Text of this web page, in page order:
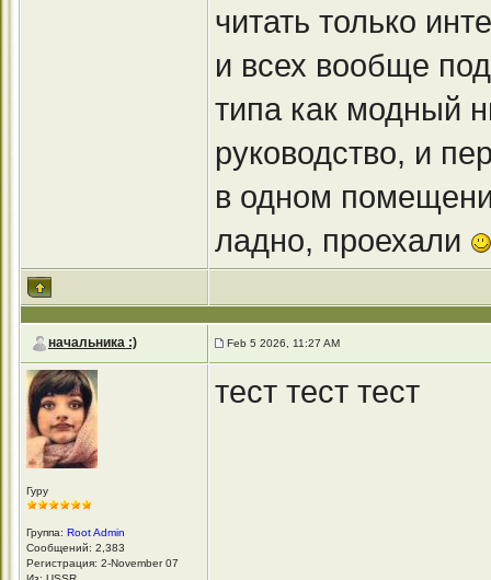
читать только
и всех вообще
типа как модный
руководство, и
в одном
ладно, проехали
начальника :) Feb 5 2026, 11:27 AM
Гуру
Группа: Root Admin
Сообщений: 2,383
Регистрация: 2-November 07
тест тест тест